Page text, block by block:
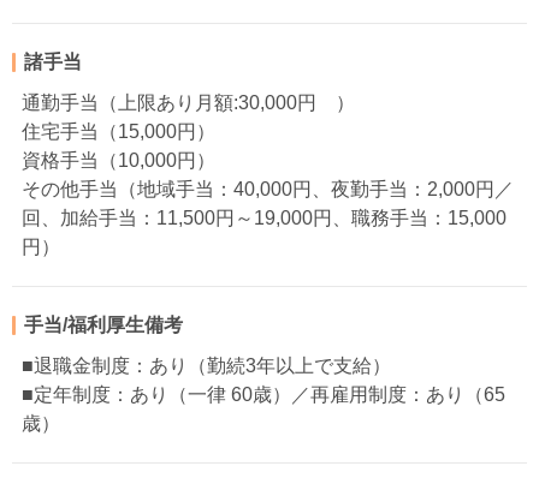
諸手当
通勤手当（上限あり月額:30,000円 ）
住宅手当（15,000円）
資格手当（10,000円）
その他手当（地域手当：40,000円、夜勤手当：2,000円／
回、加給手当：11,500円～19,000円、職務手当：15,000
円）
手当/福利厚生備考
■退職金制度：あり（勤続3年以上で支給）
■定年制度：あり（一律 60歳）／再雇用制度：あり（65
歳）